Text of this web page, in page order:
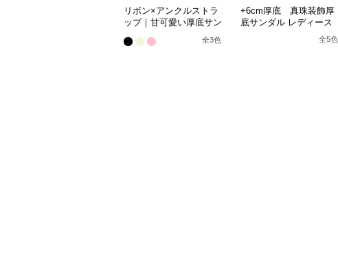
リボン×アンクルストラ
ップ｜甘可愛い厚底サン
全3色
+6cm厚底 真珠装飾厚
底サンダル レディース
全5色